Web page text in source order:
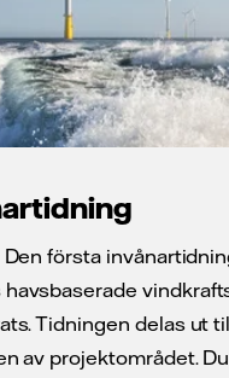
Den första
havsbaserade
Tidningen delas ut
av projektområdet.